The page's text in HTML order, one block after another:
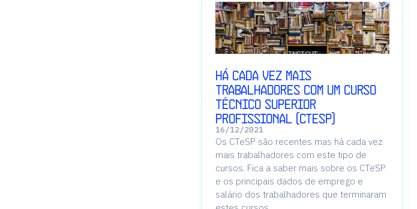
INSIGHT
Há cada vez mais
trabalhadores com um Curso
Técnico Superior
Profissional (CTeSP)
16/12/2021
Os CTeSP são recentes mas há cada vez
mais trabalhadores com este tipo de
cursos. Fica a saber mais sobre os CTeSP
e os principais dados de emprego e
salário dos trabalhadores que terminaram